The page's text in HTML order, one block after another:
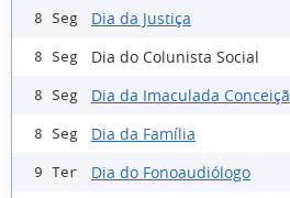
8 Seg Dia da Justiça
8 Seg Dia do Colunista Social
8 Seg Dia da Imaculada
8 Seg Dia da Família
9 Ter Dia do Fonoaudiólogo